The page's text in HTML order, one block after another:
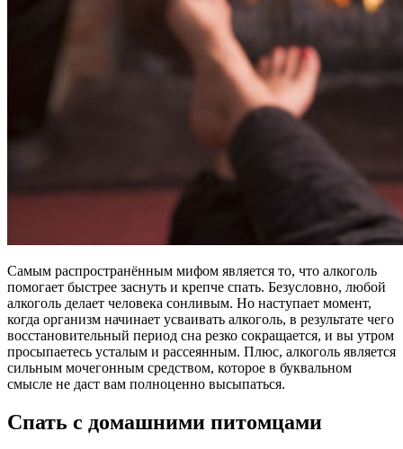
Самым распространённым мифом является то, что алкоголь
помогает быстрее заснуть и крепче спать. Безусловно, любой
алкоголь делает человека сонливым. Но наступает момент,
когда организм начинает усваивать алкоголь, в результате чего
восстановительный период сна резко сокращается, и вы утром
просыпаетесь усталым и рассеянным. Плюс, алкоголь является
сильным мочегонным средством, которое в буквальном
смысле не даст вам полноценно высыпаться.
Спать с домашними питомцами